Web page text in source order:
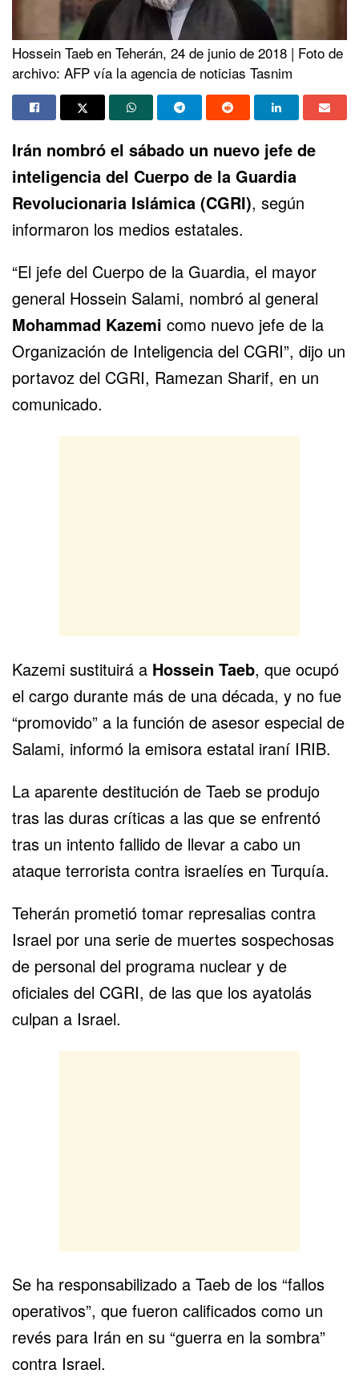
Hossein Taeb en Teherán, 24 de junio de 2018 | Foto de
archivo: AFP vía la agencia de noticias Tasnim
Irán nombró el sábado un nuevo jefe de
inteligencia del Cuerpo de la Guardia
Revolucionaria Islámica (CGRI), según
informaron los medios estatales.
“El jefe del Cuerpo de la Guardia, el mayor
general Hossein Salami, nombró al general
Mohammad Kazemi como nuevo jefe de la
Organización de Inteligencia del CGRI”, dijo un
portavoz del CGRI, Ramezan Sharif, en un
comunicado.
Kazemi sustituirá a Hossein Taeb, que ocupó
el cargo durante más de una década, y no fue
“promovido” a la función de asesor especial de
Salami, informó la emisora estatal iraní IRIB.
La aparente destitución de Taeb se produjo
tras las duras críticas a las que se enfrentó
tras un intento fallido de llevar a cabo un
ataque terrorista contra israelíes en Turquía.
Teherán prometió tomar represalias contra
Israel por una serie de muertes sospechosas
de personal del programa nuclear y de
oficiales del CGRI, de las que los ayatolás
culpan a Israel.
Se ha responsabilizado a Taeb de los “fallos
operativos”, que fueron calificados como un
revés para Irán en su “guerra en la sombra”
contra Israel.